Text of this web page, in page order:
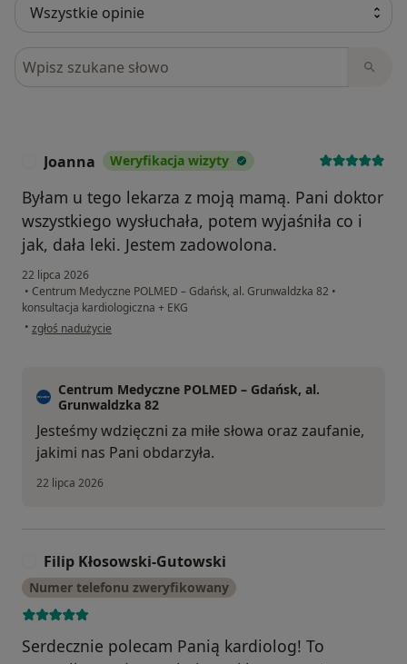
Szukaj w opiniach
Joanna Weryfikacja wizyty
Byłam u tego lekarza z moją mamą. Pani doktor
wszystkiego wysłuchała, potem wyjaśniła co i
jak, dała leki. Jestem zadowolona.
22 lipca 2026
• Centrum Medyczne POLMED – Gdańsk, al. Grunwaldzka 82 •
konsultacja kardiologiczna + EKG
• w opinii użytkownika Joanna
zgłoś nadużycie
Centrum Medyczne POLMED – Gdańsk, al.
Grunwaldzka 82
Jesteśmy wdzięczni za miłe słowa oraz zaufanie,
jakimi nas Pani obdarzyła.
22 lipca 2026
Filip Kłosowski-Gutowski
Numer telefonu zweryfikowany
Serdecznie polecam Panią kardiolog! To